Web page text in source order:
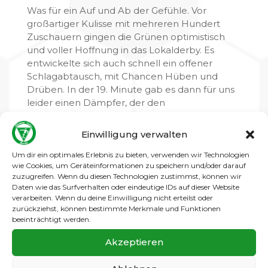
Einwilligung verwalten
Um dir ein optimales Erlebnis zu bieten, verwenden wir Technologien
wie Cookies, um Geräteinformationen zu speichern und/oder darauf
zuzugreifen. Wenn du diesen Technologien zustimmst, können wir
Daten wie das Surfverhalten oder eindeutige IDs auf dieser Website
verarbeiten. Wenn du deine Einwilligung nicht erteilst oder
zurückziehst, können bestimmte Merkmale und Funktionen
beeinträchtigt werden.
Akzeptieren
Was für ein Auf und Ab der Gefühle. Vor
großartiger Kulisse mit mehreren Hundert
Zuschauern gingen die Grünen optimistisch
und voller Hoffnung in das Lokalderby. Es
entwickelte sich auch schnell ein offener
Schlagabtausch, mit Chancen Hüben und
Drüben. In der 19. Minute gab es dann für uns
leider einen Dämpfer, der den
0:2 in der 63. Minute fiel, war das dann die
Vorentscheidung. Kladow hatte nicht mehr
Chancen, nutzte sie aber effizienter. Und mit
der breiten Brust des Spitzenreiters brachten
sie das Ergebnis dann über die Zeit… ab
diesem Moment hatten wir den Aufstieg nicht
mehr in der eigenen Hand.
Bis zum nächsten Moment am nächsten
Spieltag. Unsere Jungs glaubten an sich und
spielten beim starken Tabellenvierten Lübars